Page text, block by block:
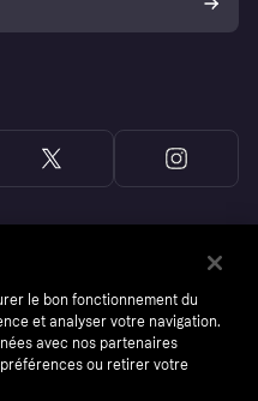
le bon fonctionnement du
et analyser votre navigation.
avec nos partenaires
ou retirer votre